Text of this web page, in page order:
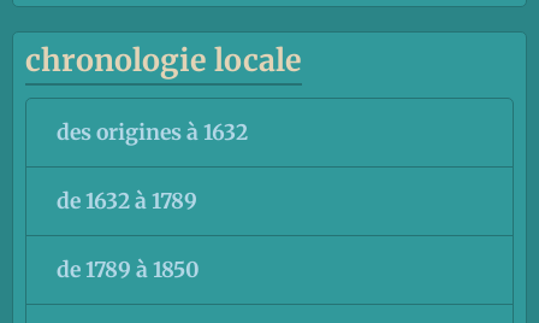
chronologie locale
des origines à 1632
de 1632 à 1789
de 1789 à 1850